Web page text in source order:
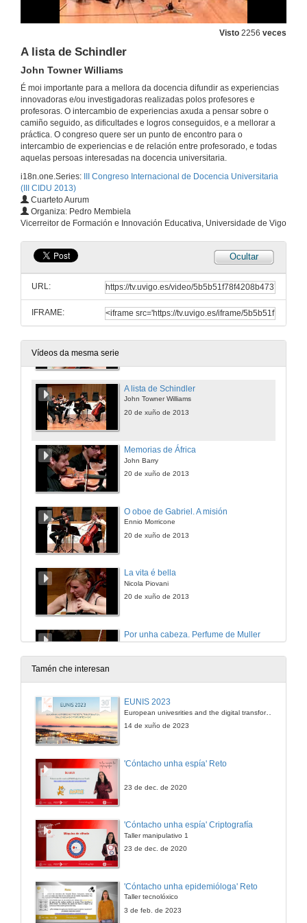
Visto 2256 veces
A lista de Schindler
John Towner Williams
É moi importante para a mellora da docencia difundir as experiencias
innovadoras e/ou investigadoras realizadas polos profesores e
profesoras. O intercambio de experiencias axuda a pensar sobre o
camiño seguido, as dificultades e logros conseguidos, e a mellorar a
práctica. O congreso quere ser un punto de encontro para o
intercambio de experiencias e de relación entre profesorado, e todas
aquelas persoas interesadas na docencia universitaria.
i18n.one.Series:
III Congreso Internacional de Docencia Universitaria
(III CIDU 2013)
Cuarteto Aurum
Organiza: Pedro Membiela
Vicerreitor de Formación e Innovación Educativa, Universidade de Vigo
Ocultar
URL:
IFRAME:
Vídeos da mesma serie
20 de xuño de 2013
Canon e Gigue in D major, tres violíns e baixo continuo
Antonio Vivaldi
20 de xuño de 2013
The Entertainer. Un ragtime en dous pasos
Scott Joplin
20 de xuño de 2013
Vals nº. 2. Eyes wide shut
A lista de Schindler
John Towner Williams
20 de xuño de 2013
Memorias de África
John Barry
20 de xuño de 2013
O oboe de Gabriel. A misión
Ennio Morricone
20 de xuño de 2013
La vita é bella
Nicola Piovani
20 de xuño de 2013
Por unha cabeza. Perfume de Muller
Carlos Gardel
20 de xuño de 2013
Monty Norman
Tamén che interesan
EUNIS 2023
European univesrities and the digital transformation: challenges and opportunities ahead
14 de xuño de 2023
'Cóntacho unha espía' Reto
23 de dec. de 2020
'Cóntacho unha espía' Criptografía
Taller manipulativo 1
23 de dec. de 2020
'Cóntacho unha epidemióloga' Reto
Taller tecnolóxico
3 de feb. de 2023